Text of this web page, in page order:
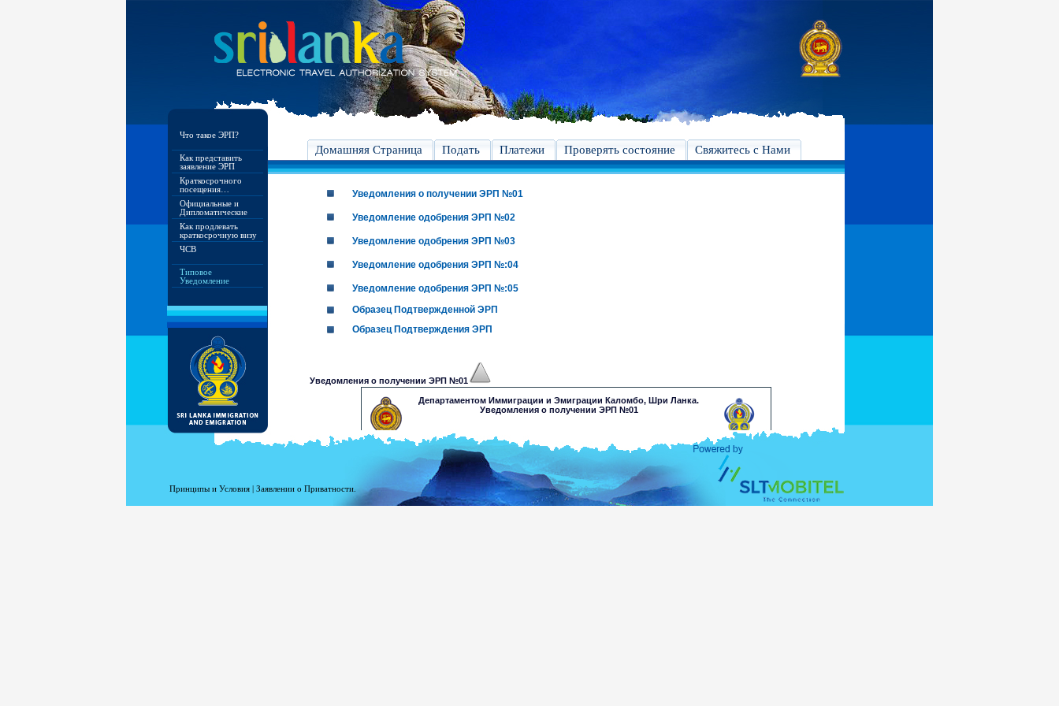
Что такое ЭРП?
Как представить
заявление ЭРП
Краткосрочного
посещения…
Официальные и
Дипломатические
Как продлевать
краткосрочную визу
ЧСВ
Типовое
Уведомление
Домашняя Страница Подать Платежи Проверять состояние Свяжитесь с Нами
Уведомления о получении ЭРП №01
Уведомление одобрения ЭРП №02
Уведомление одобрения ЭРП №03
Уведомление одобрения ЭРП №:04
Уведомление одобрения ЭРП №:05
Образец Подтвержденной ЭРП
Образец Подтверждения ЭРП
Уведомления о получении ЭРП №01
Департаментом Иммиграции и Эмиграции Каломбо, Шри Ланка.
Уведомления о получении ЭРП №01
Уважаемый/ая Г-н/Г-жа
Ваше заявление на ЭРП было тщательно рассмотрено в связи с предоставленной информацией.Чтобы
прийти к решению о Вашем заявлении ЭРП, мы любезно советуем Вам связаться с визовым
сотрудником в ближайшем консульстве Шри-Ланки. Сотрудник проинструктирует Вас о
дополнительных требованиях, чтобы получить одобрение на Ваше заявление. Получить подробную
Принципы и Условия | Заявлении о Приватности.